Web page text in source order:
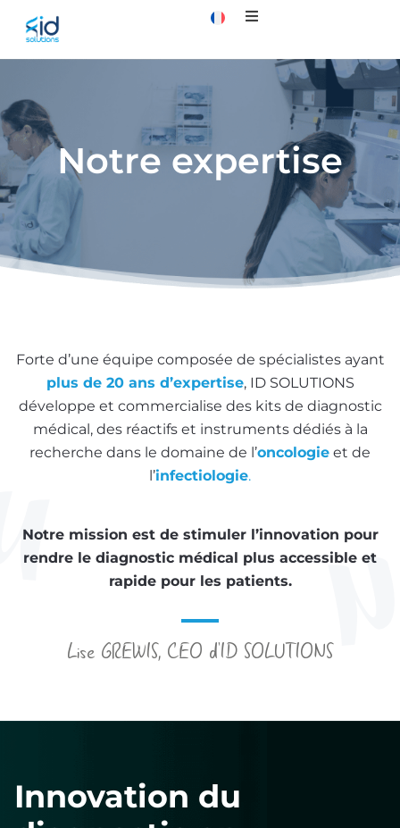
Notre expertise
Forte d’une équipe composée de spécialistes ayant
plus de 20 ans d’expertise, ID SOLUTIONS
développe et commercialise des kits de diagnostic
médical, des réactifs et instruments dédiés à la
recherche dans le domaine de l’oncologie et de
l’infectiologie.
Notre mission est de stimuler l’innovation pour
rendre le diagnostic médical plus accessible et
rapide pour les patients.
Lise GREWIS, CEO d'ID SOLUTIONS
Innovation du